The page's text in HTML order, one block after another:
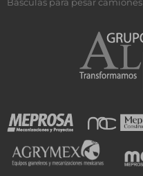
Básculas para pesar camiones